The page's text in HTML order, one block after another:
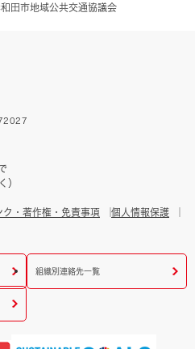
田市地域公共交通協議会
）
ク・著作権・免責事項
個人情報保護
組織別連絡先一覧